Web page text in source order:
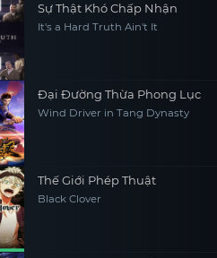
Sự Thật Khó Chấp Nhận
It's a Hard Truth Ain't It
Đại Đường Thừa Phong Lục
Wind Driver in Tang Dynasty
Thế Giới Phép Thuật
Black Clover